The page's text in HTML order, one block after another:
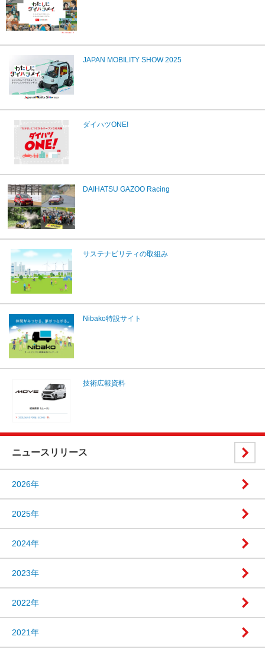
JAPAN MOBILITY SHOW 2025
ダイハツONE!
DAIHATSU GAZOO Racing
サステナビリティの取組み
Nibako特設サイト
技術広報資料
ニュースリリース
2026年
2025年
2024年
2023年
2022年
2021年